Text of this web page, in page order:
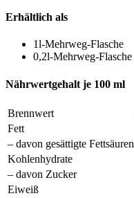
Erhältlich als
1l-Mehrweg-Flasche
0,2l-Mehrweg-Flasche
Nährwertgehalt je 100 ml
Brennwert
Fett
– davon gesättigte Fettsäuren
Kohlenhydrate
– davon Zucker
Eiweiß